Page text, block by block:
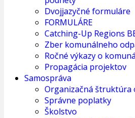
Dvojjazyčné formuláre
FORMULÁRE
Catching-Up Regions
Zber komunálneho
Ročné výkazy o
Propagácia projektov
Samospráva
Organizačná štruktúra
Správne poplatky
Školstvo